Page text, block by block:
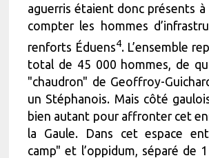
aguerris étaient donc présents à
compter les hommes
renforts Éduens4. L’ensemble
total de 45 000 hommes, de
"chaudron" de Geoffroy-
un Stéphanois. Mais côté
bien autant pour affronter cet
la Gaule. Dans cet espace
camp" et l’oppidum, séparé de